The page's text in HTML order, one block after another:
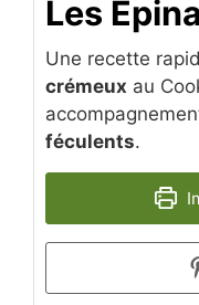
Les
Une recette
crémeux au
féculents.